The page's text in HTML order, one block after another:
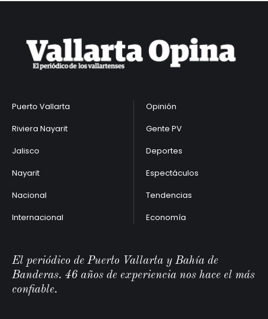
Puerto Vallarta
Riviera Nayarit
Jalisco
Nayarit
Nacional
Internacional
Opinión
Gente PV
Deportes
Espectáculos
Tendencias
Economía
El periódico de Puerto Vallarta y Bahía de
Banderas. 46 años de experiencia nos hace el más
confiable.